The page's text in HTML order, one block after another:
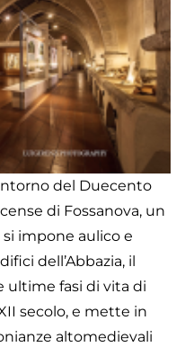
del Duecento
di Fossanova, un
impone aulico e
dell’Abbazia, il
ultime fasi di vita di
secolo, e mette in
altomedievali